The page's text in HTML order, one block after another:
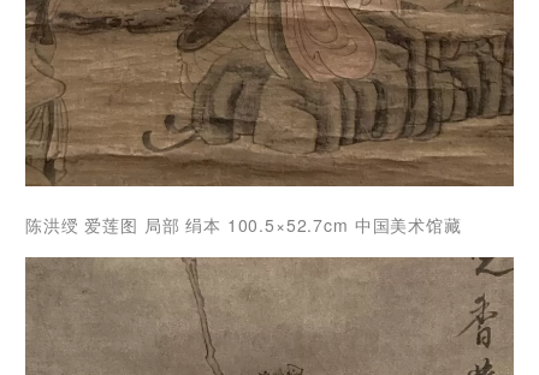
陈洪绶 爱莲图 局部 绢本 100.5×52.7cm 中国美术馆藏